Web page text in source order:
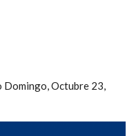
Domingo, Octubre 23,